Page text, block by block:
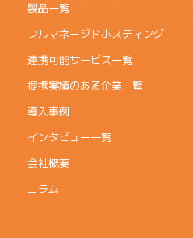
製品一覧
フルマネージドホスティング
連携可能サービス一覧
提携実績のある企業一覧
導入事例
インタビュー一覧
会社概要
コラム